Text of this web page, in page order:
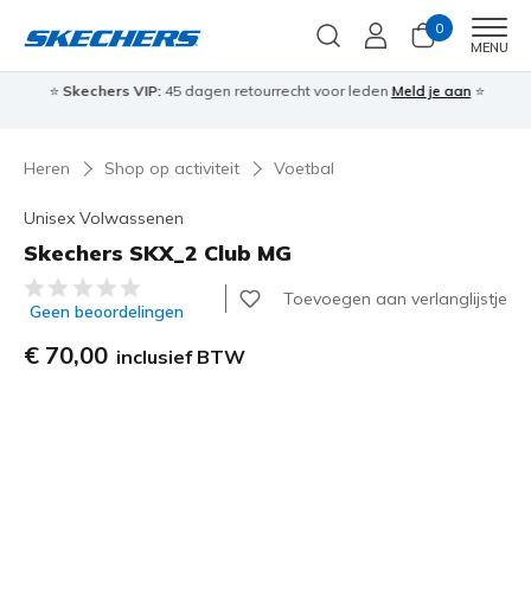
0
MENU
⭐ Skechers VIP:45 dagen retourrecht voor leden Meld je aan⭐
Heren Shop op activiteit Voetbal
Unisex Volwassenen
Skechers SKX_2 Club MG
5 van de 5 klantbeoordelingen
Geen beoordelingen
Toevoegen aan verlanglijstje
€ 70,00 inclusief BTW